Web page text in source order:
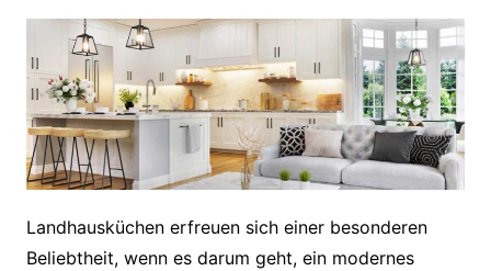
Landhausküchen erfreuen sich einer besonderen
Beliebtheit, wenn es darum geht, ein modernes